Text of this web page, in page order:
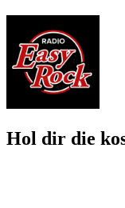
Hol dir die